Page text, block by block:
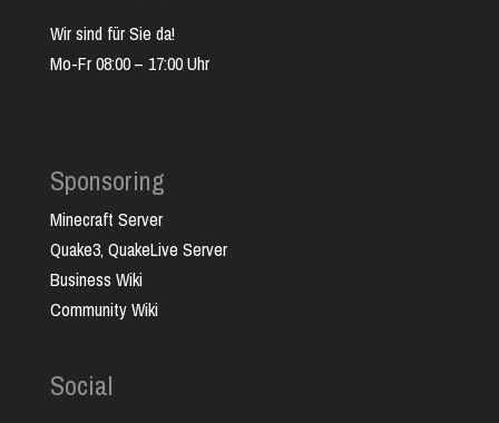
Wir sind für Sie da!
Mo-Fr 08:00 – 17:00 Uhr
Sponsoring
Minecraft Server
Quake3, QuakeLive Server
Business Wiki
Community Wiki
Social